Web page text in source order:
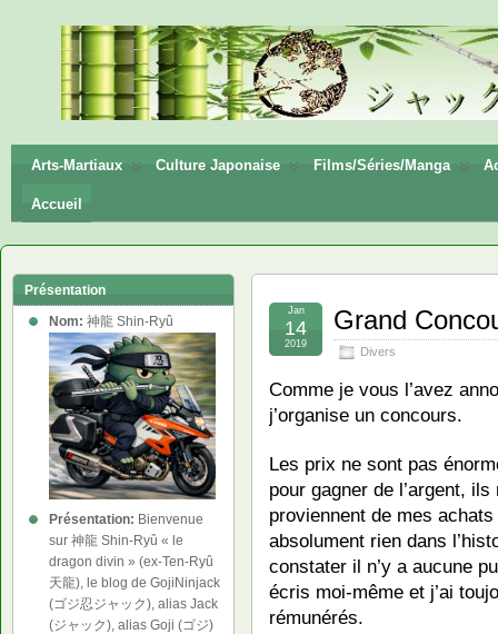
神龍
Shin-
Ryū
Arts-Martiaux Culture Japonaise Films/Séries/Manga
Accueil
Grand
Divers
Jan
14
2019
Comme je vous l’avez
j’organise un concours.
Les prix ne sont pas
pour gagner de l’argent,
proviennent de mes
absolument rien dans
constater il n’y a aucune
écris moi-même et j’ai
rémunérés.
Présentation
Nom: 神龍 Shin-Ryû
Présentation: Bienvenue
sur 神龍 Shin-Ryû « le
dragon divin » (ex-Ten-Ryû
天龍), le blog de GojiNinjack
(ゴジ忍ジャック), alias Jack
(ジャック), alias Goji (ゴジ)